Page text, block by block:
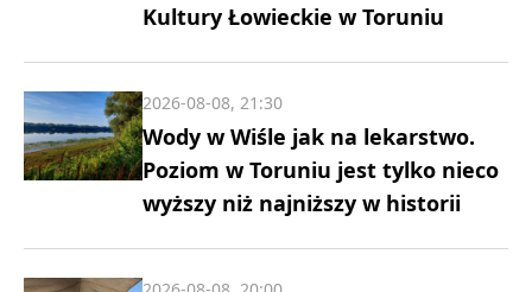
Kultury Łowieckie w Toruniu
Wody w Wiśle jak na lekarstwo.
Poziom w Toruniu jest tylko nieco
wyższy niż najniższy w historii
2026-08-08, 21:30